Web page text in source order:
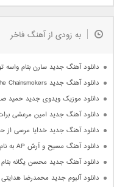
به زودی از آهنگ فاخر
دانلود آهنگ جدید سارن بنام واسه
دانلود آهنگ جدید The Chainsmokers و Emily Warren بنام Side Effects
دانلود موزیک ویدوی جدید حمید
دانلود آهنگ جدید امین مرعشی
دانلود آهنگ جدید خدایا مرسی از
دانلود آهنگ مسیح و آرش AP به نام خیلی دلم تنگه
دانلود آهنگ جدید محسن یگانه
دانلود آلبوم جدید محمدرضا